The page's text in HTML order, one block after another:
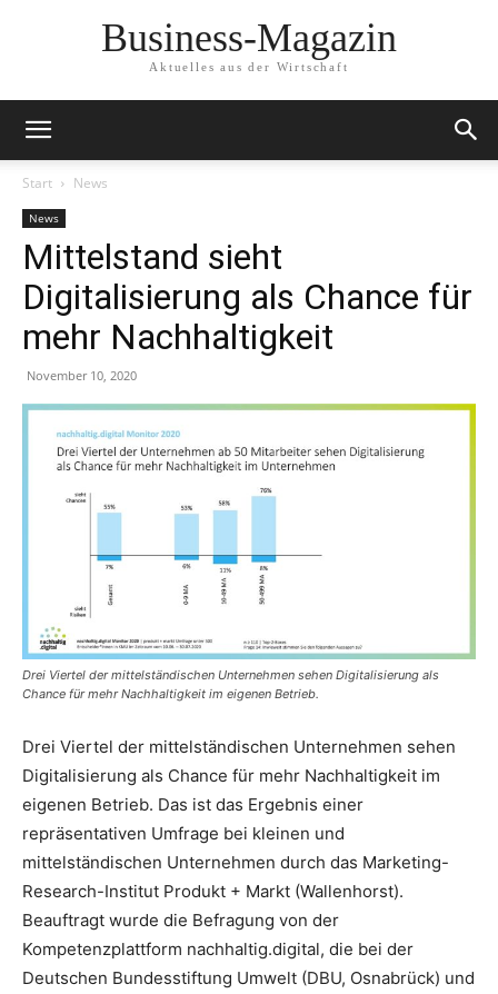
Business-Magazin
Aktuelles aus der Wirtschaft
Start News
News
Mittelstand sieht
Digitalisierung als Chance für
mehr Nachhaltigkeit
November 10, 2020
Drei Viertel der mittelständischen Unternehmen sehen Digitalisierung als
Chance für mehr Nachhaltigkeit im eigenen Betrieb.
Drei Viertel der mittelständischen Unternehmen sehen
Digitalisierung als Chance für mehr Nachhaltigkeit im
eigenen Betrieb. Das ist das Ergebnis einer
repräsentativen Umfrage bei kleinen und
mittelständischen Unternehmen durch das Marketing-
Research-Institut Produkt + Markt (Wallenhorst).
Beauftragt wurde die Befragung von der
Kompetenzplattform nachhaltig.digital, die bei der
Deutschen Bundesstiftung Umwelt (DBU, Osnabrück) und